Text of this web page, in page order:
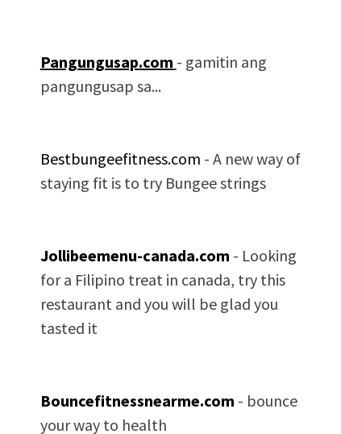
Pangungusap.com - gamitin ang
pangungusap sa...
Bestbungeefitness.com - A new way of
staying fit is to try Bungee strings
Jollibeemenu-canada.com - Looking
for a Filipino treat in canada, try this
restaurant and you will be glad you
tasted it
Bouncefitnessnearme.com - bounce
your way to health